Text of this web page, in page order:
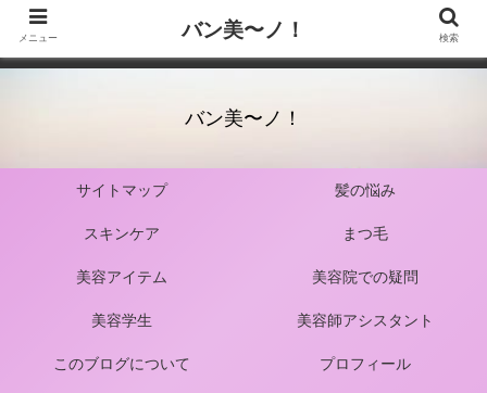
バン美〜ノ！
サイトマップ 髪の悩み
スキンケア まつ毛
美容アイテム 美容院での疑問
美容学生 美容師アシスタント
このブログについて プロフィール
メニュー バン美〜ノ！ 検索